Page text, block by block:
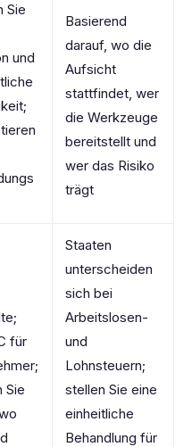
Sie
und
Basierend
darauf, wo die
Aufsicht
stattfindet, wer
die Werkzeuge
bereitstellt und
wer das Risiko
trägt
für
Sie
Staaten
unterscheiden
sich bei
Arbeitslosen-
und
Lohnsteuern;
stellen Sie eine
einheitliche
Behandlung für